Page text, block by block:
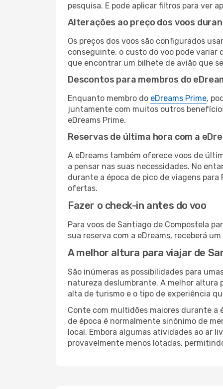
pesquisa. E pode aplicar filtros para ver
Alterações ao preço dos voos
Os preços dos voos são configurados
conseguinte, o custo do voo pode variar
que encontrar um bilhete de avião que
Descontos para membros do
Enquanto membro do eDreams Prime,
juntamente com muitos outros
eDreams Prime.
Reservas de última hora com a
A eDreams também oferece voos de
a pensar nas suas necessidades. No
durante a época de pico de viagens
ofertas.
Fazer o check-in antes do voo
Para voos de Santiago de Compostela
sua reserva com a eDreams, receberá
A melhor altura para viajar de
São inúmeras as possibilidades para
natureza deslumbrante. A melhor altura
alta de turismo e o tipo de experiência
Conte com multidões maiores durante
de época é normalmente sinónimo de
local. Embora algumas atividades ao ar
provavelmente menos lotadas,